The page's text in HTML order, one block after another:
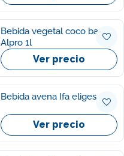
Bebida vegetal coco barista
Alpro 1l
Ver precio
Bebida avena Ifa eliges 1l
Ver precio